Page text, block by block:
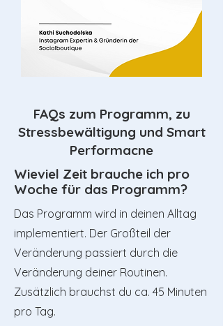
FAQs zum Programm, zu
Stressbewältigung und Smart
Performacne
Wieviel Zeit brauche ich pro
Woche für das Programm?
Das Programm wird in deinen Alltag
implementiert. Der Großteil der
Veränderung passiert durch die
Veränderung deiner Routinen.
Zusätzlich brauchst du ca. 45 Minuten
pro Tag.